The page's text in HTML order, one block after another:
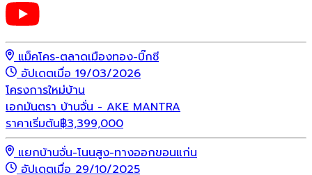
แม็คโคร-ตลาดเมืองทอง-บิ๊กซี
อัปเดตเมื่อ 19/03/2026
โครงการใหม่บ้าน
เอกมันตรา บ้านจั่น - AKE MANTRA
ราคาเริ่มต้น฿3,399,000
แยกบ้านจั่น-โนนสูง-ทางออกขอนแก่น
อัปเดตเมื่อ 29/10/2025